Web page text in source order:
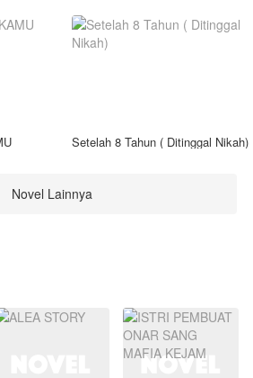
Setelah 8 Tahun ( Ditinggal Nikah)
Novel Lainnya